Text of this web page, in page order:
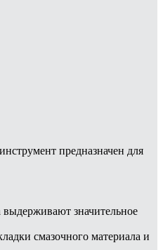
предназначен для
значительное
смазочного материала и